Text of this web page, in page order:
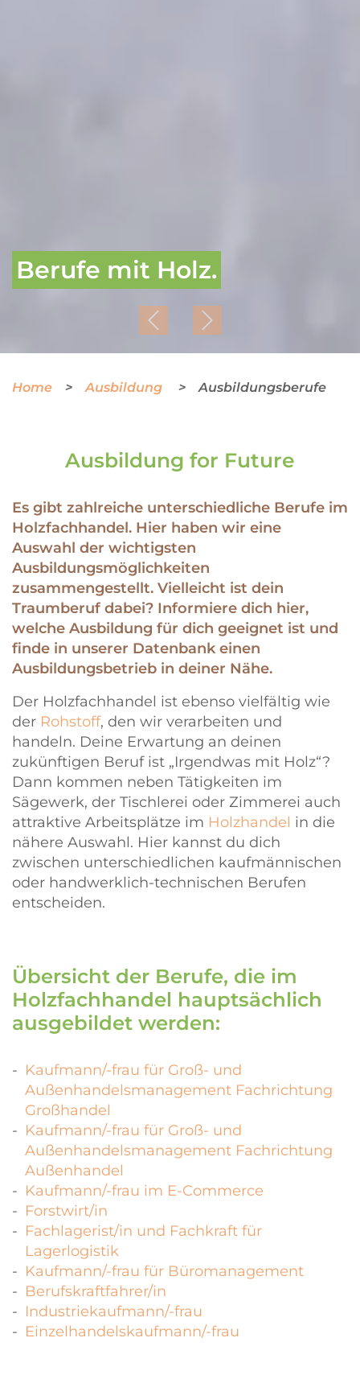
Berufe mit Holz.
Previous
Next
Home Ausbildung Ausbildungsberufe
Ausbildung for Future
Es gibt zahlreiche unterschiedliche Berufe im
Holzfachhandel. Hier haben wir eine
Auswahl der wichtigsten
Ausbildungsmöglichkeiten
zusammengestellt. Vielleicht ist dein
Traumberuf dabei? Informiere dich hier,
welche Ausbildung für dich geeignet ist und
finde in unserer Datenbank einen
Ausbildungsbetrieb in deiner Nähe.
Der Holzfachhandel ist ebenso vielfältig wie
der Rohstoff, den wir verarbeiten und
handeln. Deine Erwartung an deinen
zukünftigen Beruf ist „Irgendwas mit Holz“?
Dann kommen neben Tätigkeiten im
Sägewerk, der Tischlerei oder Zimmerei auch
attraktive Arbeitsplätze im Holzhandel in die
nähere Auswahl. Hier kannst du dich
zwischen unterschiedlichen kaufmännischen
oder handwerklich-technischen Berufen
entscheiden.
Übersicht der Berufe, die im
Holzfachhandel hauptsächlich
ausgebildet werden:
Kaufmann/-frau für Groß- und
Außenhandelsmanagement Fachrichtung
Großhandel
Kaufmann/-frau für Groß- und
Außenhandelsmanagement Fachrichtung
Außenhandel
Kaufmann/-frau im E-Commerce
Forstwirt/in
Fachlagerist/in und Fachkraft für
Lagerlogistik
Kaufmann/-frau für Büromanagement
Berufskraftfahrer/in
Industriekaufmann/-frau
Einzelhandelskaufmann/-frau